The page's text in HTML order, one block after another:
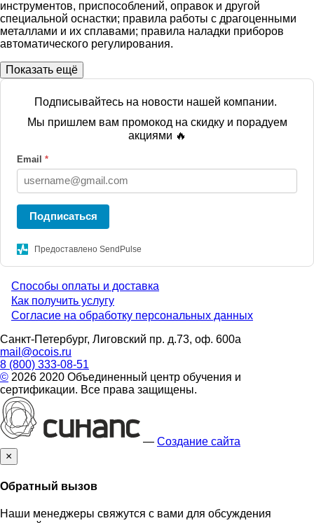
инструментов, приспособлений, оправок и другой
специальной оснастки; правила работы с драгоценными
металлами и их сплавами; правила наладки приборов
автоматического регулирования.
Показать ещё
Подписывайтесь на новости нашей компании.
Мы пришлем вам промокод на скидку и порадуем
акциями 🔥
Email *
Подписаться
Предоставлено SendPulse
Menu
footer
Способы оплаты и доставка
Как получить услугу
Согласие на обработку персональных данных
Санкт-Петербург, Лиговский пр. д.73, оф. 600а
mail@ocois.ru
8 (800) 333-08-51
© 2026 2020 Объединенный центр обучения и
сертификации. Все права защищены.
— Создание сайта
×
Обратный вызов
Наши менеджеры свяжутся с вами для обсуждения